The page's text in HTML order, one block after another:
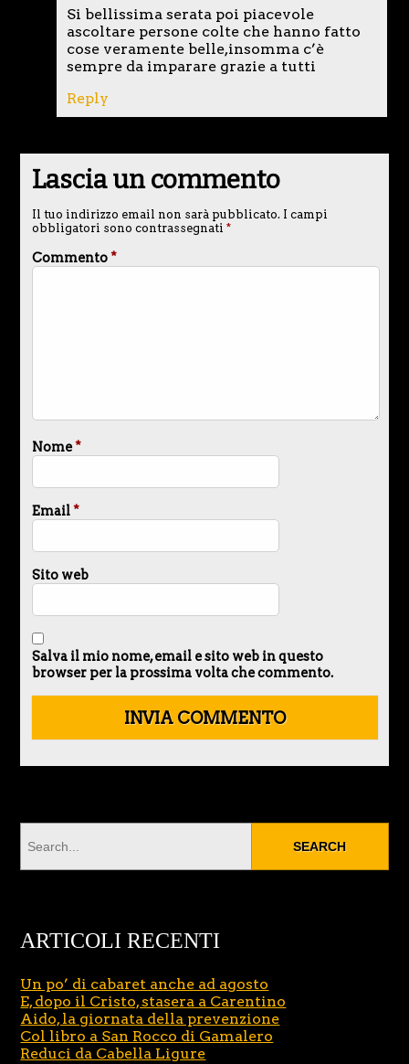
Si bellissima serata poi piacevole
ascoltare persone colte che hanno fatto
cose veramente belle,insomma c’è
sempre da imparare grazie a tutti
Reply
Lascia un commento
Il tuo indirizzo email non sarà pubblicato. I campi
obbligatori sono contrassegnati *
Commento*
Nome*
Email*
Sito web
Salva il mio nome, email e sito web in questo
browser per la prossima volta che commento.
ARTICOLI RECENTI
Un po’ di cabaret anche ad agosto
E, dopo il Cristo, stasera a Carentino
Aido, la giornata della prevenzione
Col libro a San Rocco di Gamalero
Reduci da Cabella Ligure